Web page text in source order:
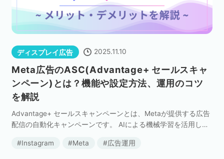
ディスプレイ広告 2025.11.10
Meta広告のASC(Advantage+ セールスキャ
ンペーン)とは？機能や設定方法、運用のコツ
を解説
Advantage+ セールスキャンペーンとは、Metaが提供する広告
配信の自動化キャンペーンです。 AIによる機械学習を活用し、
売り上げやコンバージョンの最大化を […]
Instagram Meta 広告運用